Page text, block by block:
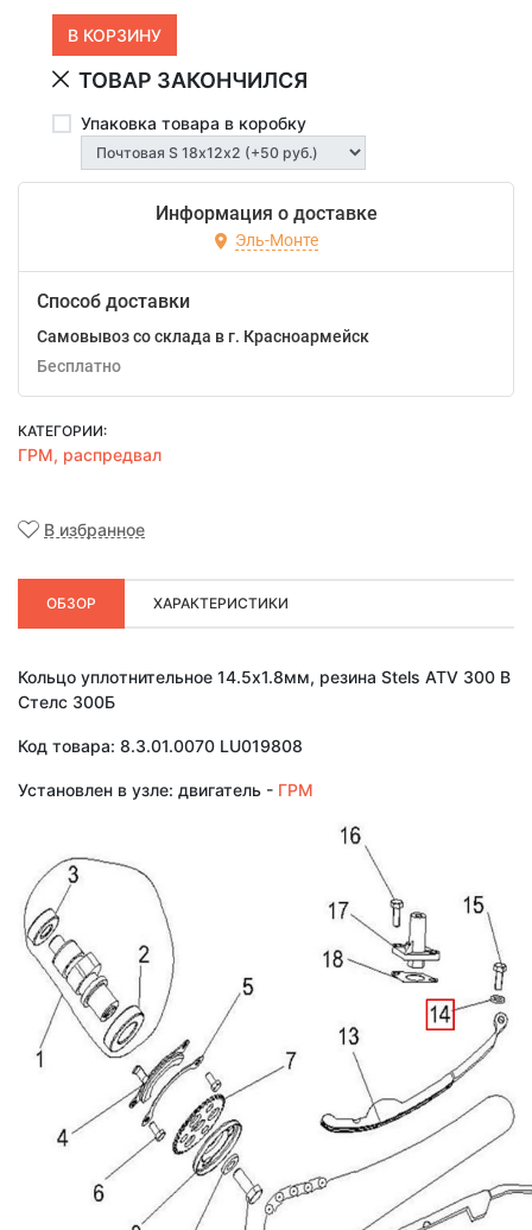
ТОВАР ЗАКОНЧИЛСЯ
Упаковка товара в коробку
Информация о доставке
Эль-Монте
Способ доставки
Самовывоз со склада в г. Красноармейск
Бесплатно
КАТЕГОРИИ:
ГРМ, распредвал
В избранное
ОБЗОР ХАРАКТЕРИСТИКИ
Кольцо уплотнительное 14.5х1.8мм, резина Stels ATV 300 B
Стелс 300Б
Код товара: 8.3.01.0070 LU019808
Установлен в узле: двигатель - ГРМ